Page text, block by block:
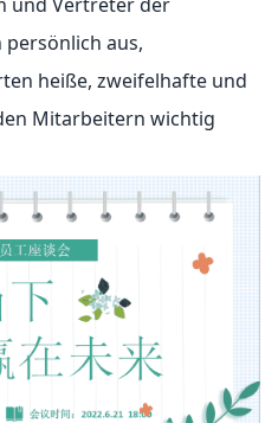
aus,
heiße, zweifelhafte und
Mitarbeitern wichtig